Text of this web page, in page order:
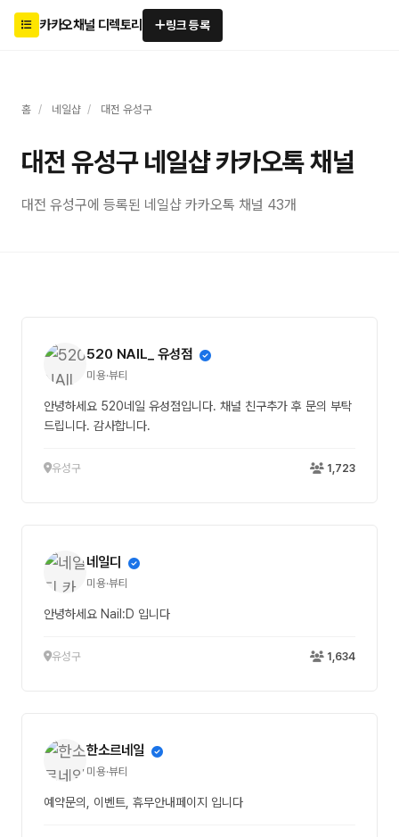
카카오채널 디렉토리 링크 등록
홈 / 네일샵 / 대전 유성구
대전 유성구 네일샵 카카오톡 채널
대전 유성구에 등록된 네일샵 카카오톡 채널 43개
520 NAIL_ 유성점
미용·뷰티
안녕하세요 520네일 유성점입니다. 채널 친구추가 후 문의 부탁
드립니다. 감사합니다.
유성구 1,723
네일디
미용·뷰티
안녕하세요 Nail:D 입니다
유성구 1,634
한소르네일
미용·뷰티
예약문의, 이벤트, 휴무안내페이지 입니다